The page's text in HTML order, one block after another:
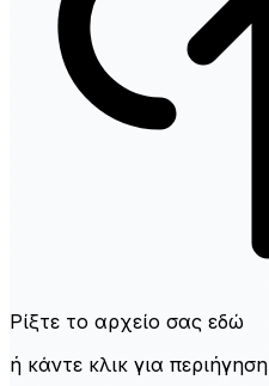
Ρίξτε το αρχείο σας εδώ
ή κάντε κλικ για περιήγηση